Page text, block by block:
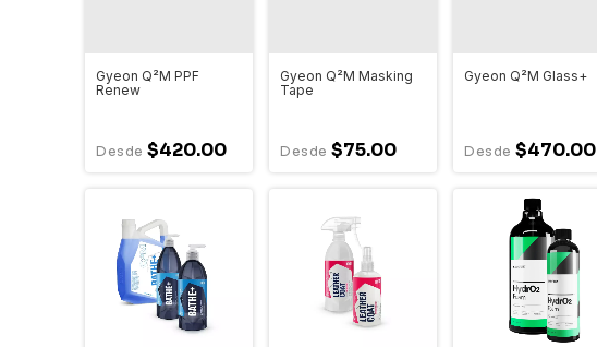
Gyeon Q²M PPF
Renew
$420.00
Gyeon Q²M Masking
Tape
$75.00
Gyeon Q²M Glass+
$470.00